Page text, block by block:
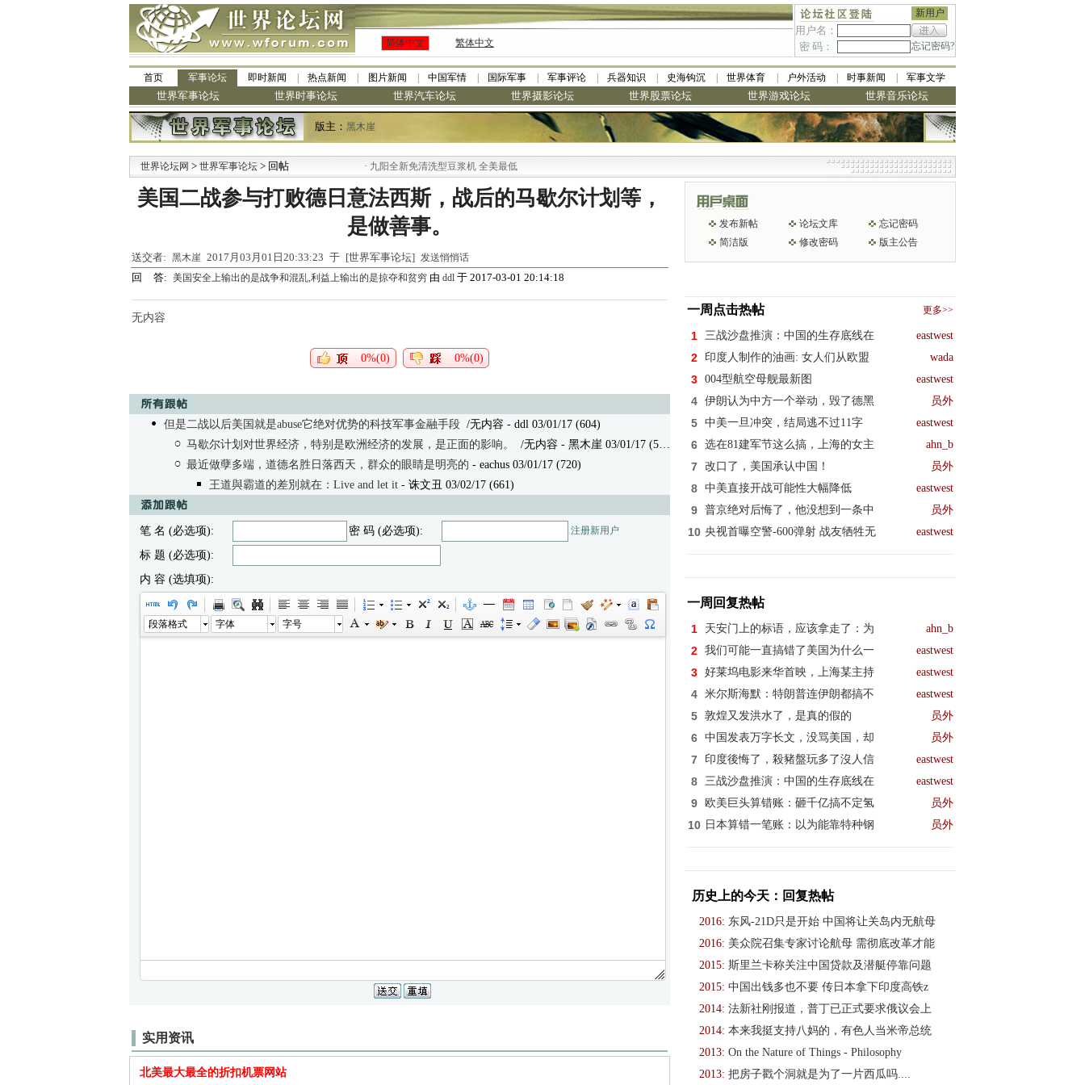
新用户
用户名：
密 码：
忘记密码?
简体中文 繁体中文
首页 军事论坛 即时新闻 热点新闻 图片新闻 中国军情 国际军事 军事评论 兵器知识 史海钩沉 世界体育 户外活动 时事新闻 军事文学
世界军事论坛 世界时事论坛 世界汽车论坛 世界摄影论坛 世界股票论坛 世界游戏论坛 世界音乐论坛
版主： 黑木崖
世界论坛网 > 世界军事论坛 > 回帖 九阳全新免清洗型豆浆机 全美最低
美国二战参与打败德日意法西斯，战后的马歇尔计划等，
是做善事。
送交者: 黑木崖 2017月03月01日20:33:23 于 [世界军事论坛] 发送悄悄话
回 答: 美国安全上输出的是战争和混乱,利益上输出的是掠夺和贫穷 由 ddl 于 2017-03-01 20:14:18
无内容
0%(0) 0%(0)
但是二战以后美国就是abuse它绝对优势的科技军事金融手段 /无内容 - ddl 03/01/17 (604)
马歇尔计划对世界经济，特别是欧洲经济的发展，是正面的影响。
/无内容 - 黑木崖 03/01/17 (570)
最近做孽多端，道德名胜日落西天，群众的眼睛是明亮的 - eachus 03/01/17 (720)
王道與霸道的差別就在：Live and let it - 诛文丑 03/02/17 (661)
笔 名 (必选项): 密 码 (必选项): 注册新用户
标 题 (必选项):
内 容 (选填项):
段落格式 字体 字号
实用资讯
北美最大最全的折扣机票网站
发布新帖 论坛文库
忘记密码
简洁版
修改密码 版主公告
一周点击热帖 更多>>
1 三战沙盘推演：中国的生存底线在 eastwest
2 印度人制作的油画: 女人们从欧盟 wada
3 004型航空母舰最新图 eastwest
4 伊朗认为中方一个举动，毁了德黑 员外
5 中美一旦冲突，结局逃不过11字 eastwest
6 选在81建军节这么搞，上海的女主 ahn_b
7 改口了，美国承认中国！ 员外
8 中美直接开战可能性大幅降低 eastwest
9 普京绝对后悔了，他没想到一条中 员外
10 央视首曝空警-600弹射 战友牺牲无 eastwest
一周回复热帖
1 天安门上的标语，应该拿走了：为 ahn_b
2 我们可能一直搞错了美国为什么一 eastwest
3 好莱坞电影来华首映，上海某主持 eastwest
4 米尔斯海默：特朗普连伊朗都搞不 eastwest
5 敦煌又发洪水了，是真的假的 员外
6 中国发表万字长文，没骂美国，却 员外
7 印度後悔了，殺豬盤玩多了沒人信 eastwest
8 三战沙盘推演：中国的生存底线在 eastwest
9 欧美巨头算错账：砸千亿搞不定氢 员外
10 日本算错一笔账：以为能靠特种钢 员外
历史上的今天：回复热帖
2016: 东风-21D只是开始 中国将让关岛内无航母
2016: 美众院召集专家讨论航母 需彻底改革才能
2015: 斯里兰卡称关注中国贷款及潜艇停靠问题
2015: 中国出钱多也不要 传日本拿下印度高铁z
2014: 法新社刚报道，普丁已正式要求俄议会上
2014: 本来我挺支持八妈的，有色人当米帝总统
2013: On the Nature of Things - Philosophy
2013: 把房子戳个洞就是为了一片西瓜吗....